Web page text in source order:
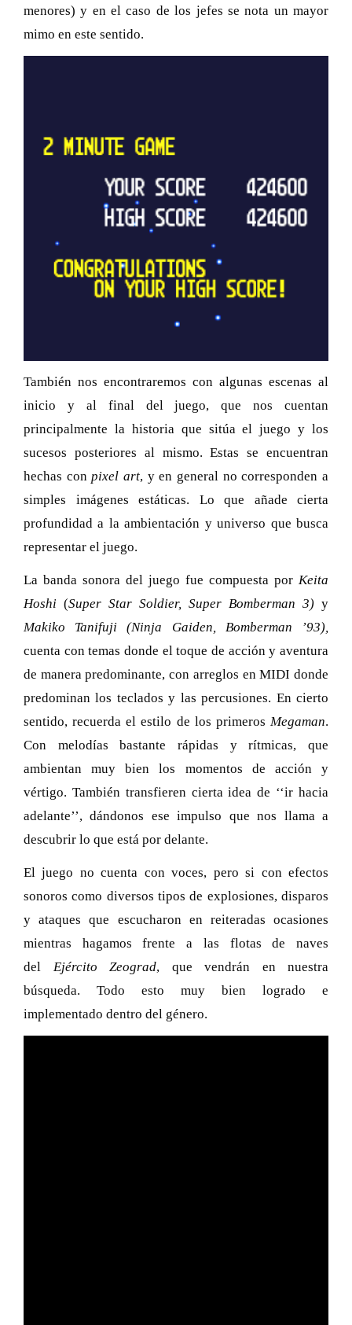
menores) y en el caso de los jefes se nota un mayor
mimo en este sentido.
También nos encontraremos con algunas escenas al
inicio y al final del juego, que nos cuentan
principalmente la historia que sitúa el juego y los
sucesos posteriores al mismo. Estas se encuentran
hechas conpixel art, y en general no corresponden a
simples imágenes estáticas. Lo que añade cierta
profundidad a la ambientación y universo que busca
representar el juego.
La banda sonora del juego fue compuesta por Keita
Hoshi (Super Star Soldier, Super Bomberman 3) y
Makiko Tanifuji (Ninja Gaiden, Bomberman ’93),
cuenta con temas donde el toque de acción y aventura
de manera predominante, con arreglos en MIDI donde
predominan los teclados y las percusiones. En cierto
sentido, recuerda el estilo de los primeros Megaman.
Con melodías bastante rápidas y rítmicas, que
ambientan muy bien los momentos de acción y
vértigo. También transfieren cierta idea de ‘‘ir hacia
adelante’’, dándonos ese impulso que nos llama a
descubrir lo que está por delante.
El juego no cuenta con voces, pero si con efectos
sonoros como diversos tipos de explosiones, disparos
y ataques que escucharon en reiteradas ocasiones
mientras hagamos frente a las flotas de naves
del Ejército Zeograd, que vendrán en nuestra
búsqueda. Todo esto muy bien logrado e
implementado dentro del género.